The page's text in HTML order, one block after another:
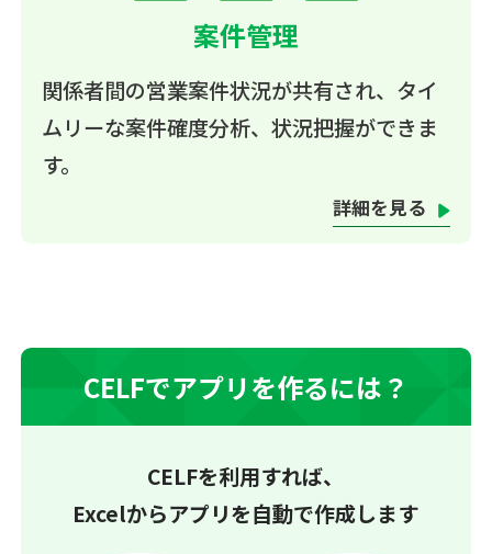
案件管理
関係者間の営業案件状況が共有され、タイ
ムリーな案件確度分析、状況把握ができま
す。
詳細を見る
CELFでアプリを作るには？
CELFを利用すれば、
Excelからアプリを自動で作成します